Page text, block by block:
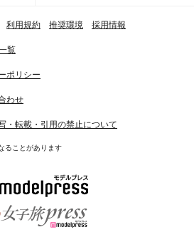
利用規約 推奨環境 採用情報
覧
ポリシー
わせ
・転載・引用の禁止について
ることがあります